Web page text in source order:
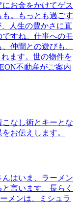
お金をかけてゲス
も。もっとも過ごす
人生の豊かさに直
すね。仕事へのモ
仲間との遊びも、
ます。世の物件を
不動産がご案内
なし術とキーとな
お伝えします。
はいま、ラーメン
言います。長らく
メンは、ミシュラ